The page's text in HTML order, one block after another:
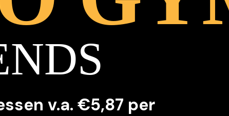
v.a. €5,87 per